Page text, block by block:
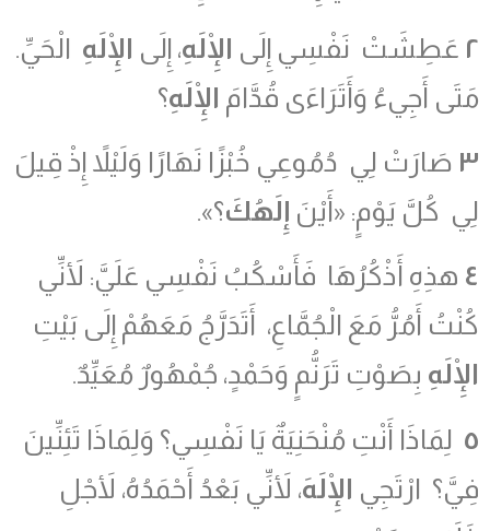
٢ عَطِشَتْ نَفْسِي إِلَى الْإِلَهِ، إِلَى الْإِلَهِ الْحَيِّ.
مَتَى أَجِيءُ وَأَتَرَاءَى قُدَّامَ الْإِلَهِ؟
٣ صَارَتْ لِي دُمُوعِي خُبْزًا نَهَارًا وَلَيْلاً إِذْ قِيلَ
لِي كُلَّ يَوْمٍ: «أَيْنَ إِلَهُكَ؟».
٤ هذِهِ أَذْكُرُهَا فَأَسْكُبُ نَفْسِي عَلَيَّ: لأَنِّي
كُنْتُ أَمُرُّ مَعَ الْجُمَّاعِ، أَتَدَرَّجُ مَعَهُمْ إِلَى بَيْتِ
الْإِلَهِ بِصَوْتِ تَرَنُّمٍ وَحَمْدٍ، جُمْهُورٌ مُعَيِّدٌ.
٥ لِمَاذَا أَنْتِ مُنْحَنِيَةٌ يَا نَفْسِي؟ وَلِمَاذَا تَئِنِّينَ
فِيَّ؟ ارْتَجِي الْإِلَهَ، لأَنِّي بَعْدُ أَحْمَدُهُ، لأَجْلِ